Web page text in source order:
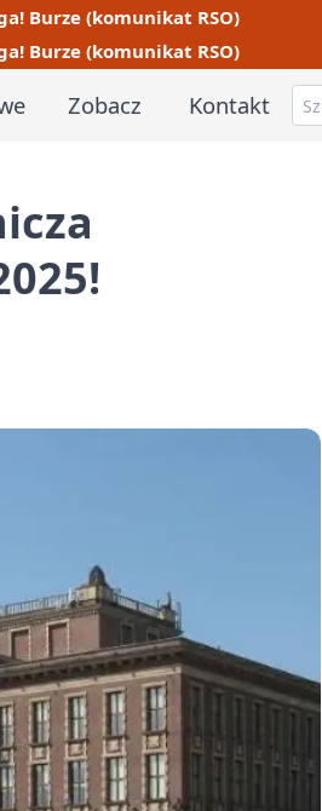
Burze (komunikat RSO)
Burze (komunikat RSO)
Zobacz Kontakt